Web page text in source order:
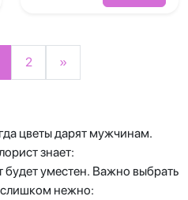
2 »
цветы дарят мужчинам.
знает:
будет уместен. Важно выбрать
слишком нежно: